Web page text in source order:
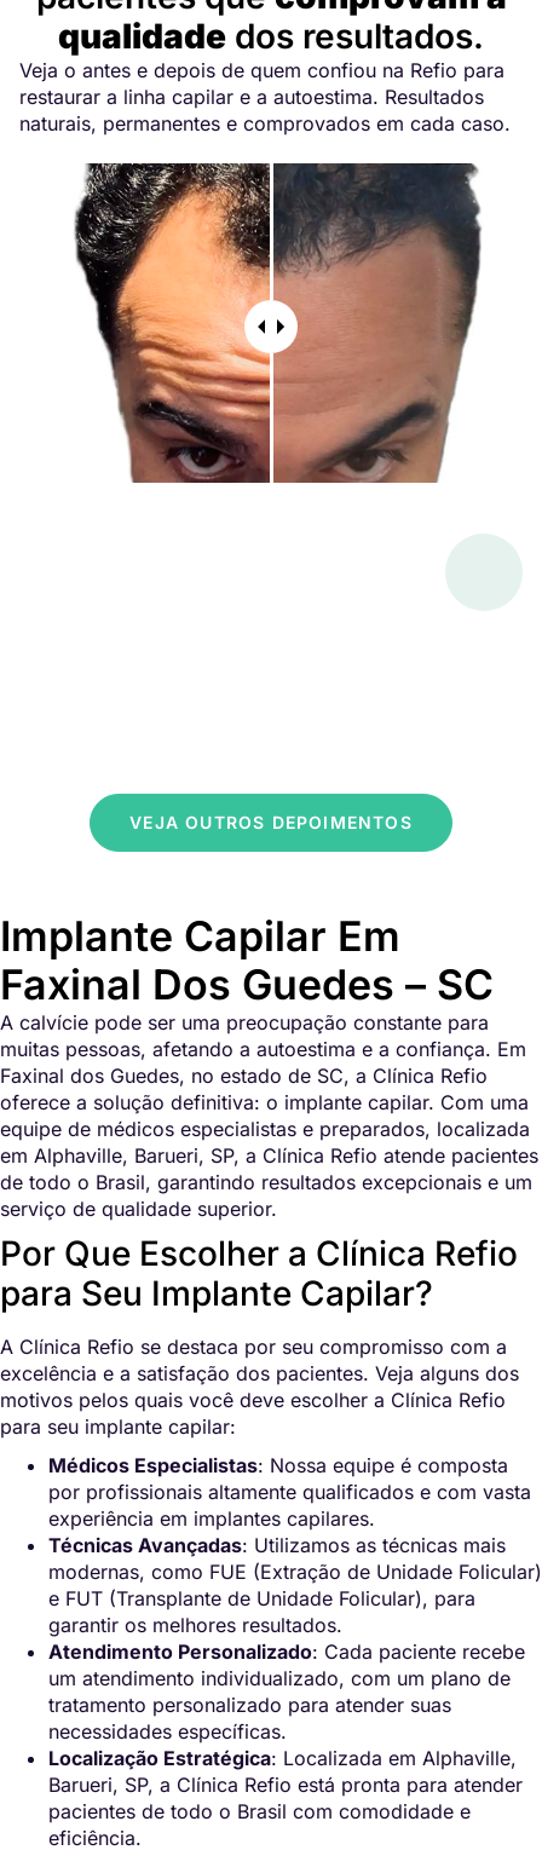
qualidade dos resultados.
Veja o antes e depois de quem confiou na Refio para
restaurar a linha capilar e a autoestima. Resultados
naturais, permanentes e comprovados em cada caso.
VEJA OUTROS DEPOIMENTOS
Implante Capilar Em
Faxinal Dos Guedes – SC
A calvície pode ser uma preocupação constante para
muitas pessoas, afetando a autoestima e a confiança. Em
Faxinal dos Guedes, no estado de SC, a Clínica Refio
oferece a solução definitiva: o implante capilar. Com uma
equipe de médicos especialistas e preparados, localizada
em Alphaville, Barueri, SP, a Clínica Refio atende pacientes
de todo o Brasil, garantindo resultados excepcionais e um
serviço de qualidade superior.
Por Que Escolher a Clínica Refio
para Seu Implante Capilar?
A Clínica Refio se destaca por seu compromisso com a
excelência e a satisfação dos pacientes. Veja alguns dos
motivos pelos quais você deve escolher a Clínica Refio
para seu implante capilar:
Médicos Especialistas: Nossa equipe é composta
por profissionais altamente qualificados e com vasta
experiência em implantes capilares.
Técnicas Avançadas: Utilizamos as técnicas mais
modernas, como FUE (Extração de Unidade Folicular)
e FUT (Transplante de Unidade Folicular), para
garantir os melhores resultados.
Atendimento Personalizado: Cada paciente recebe
um atendimento individualizado, com um plano de
tratamento personalizado para atender suas
necessidades específicas.
Localização Estratégica: Localizada em Alphaville,
Barueri, SP, a Clínica Refio está pronta para atender
pacientes de todo o Brasil com comodidade e
eficiência.